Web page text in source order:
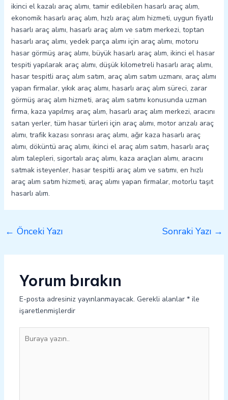
ikinci el kazalı araç alımı, tamir edilebilen hasarlı araç alım,
ekonomik hasarlı araç alım, hızlı araç alım hizmeti, uygun fiyatlı
hasarlı araç alımı, hasarlı araç alım ve satım merkezi, toptan
hasarlı araç alımı, yedek parça alımı için araç alımı, motoru
hasar görmüş araç alımı, büyük hasarlı araç alım, ikinci el hasar
tespiti yapılarak araç alımı, düşük kilometreli hasarlı araç alımı,
hasar tespitli araç alım satım, araç alım satım uzmanı, araç alımı
yapan firmalar, yıkık araç alımı, hasarlı araç alım süreci, zarar
görmüş araç alım hizmeti, araç alım satımı konusunda uzman
firma, kaza yapılmış araç alım, hasarlı araç alım merkezi, aracını
satan yerler, tüm hasar türleri için araç alımı, motor arızalı araç
alımı, trafik kazası sonrası araç alımı, ağır kaza hasarlı araç
alımı, döküntü araç alımı, ikinci el araç alım satım, hasarlı araç
alım talepleri, sigortalı araç alımı, kaza araçları alımı, aracını
satmak isteyenler, hasar tespitli araç alım ve satımı, en hızlı
araç alım satım hizmeti, araç alımı yapan firmalar, motorlu taşıt
hasarlı alım.
← Önceki Yazı Sonraki Yazı →
Yorum bırakın
E-posta adresiniz yayınlanmayacak. Gerekli alanlar *ile
işaretlenmişlerdir
yazın..